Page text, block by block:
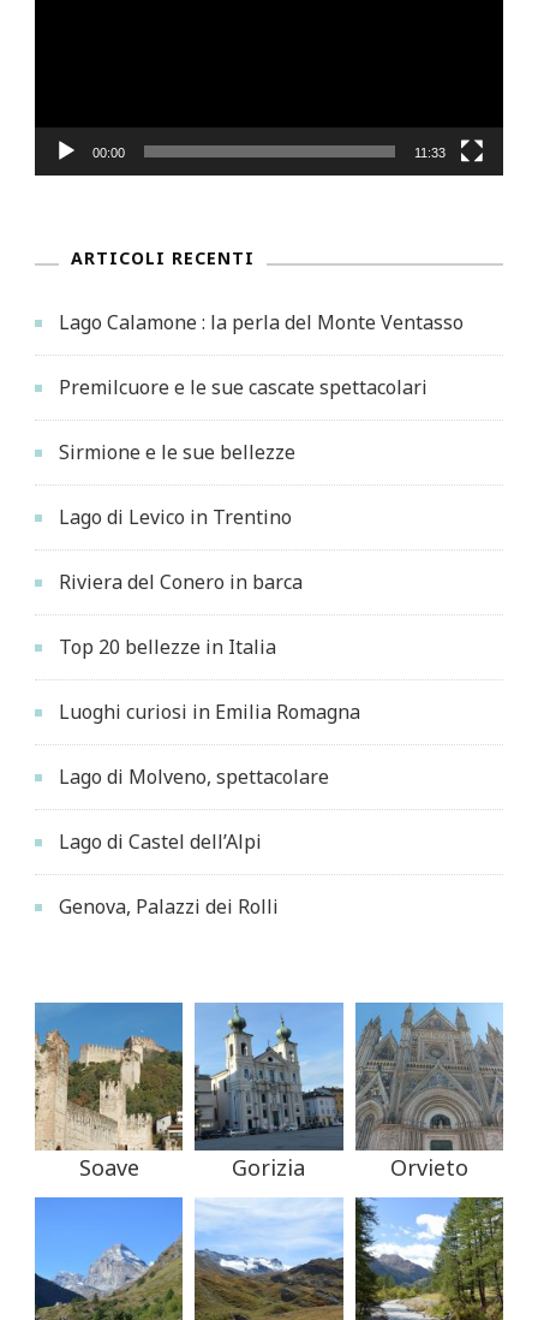
00:00 11:33
ARTICOLI RECENTI
Lago Calamone : la perla del Monte Ventasso
Premilcuore e le sue cascate spettacolari
Sirmione e le sue bellezze
Lago di Levico in Trentino
Riviera del Conero in barca
Top 20 bellezze in Italia
Luoghi curiosi in Emilia Romagna
Lago di Molveno, spettacolare
Lago di Castel dell’Alpi
Genova, Palazzi dei Rolli
Soave Gorizia Orvieto